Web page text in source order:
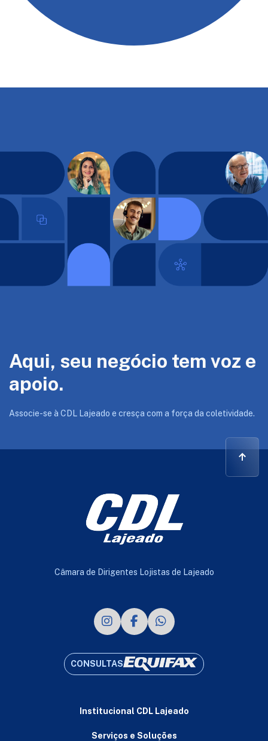
Aqui, seu negócio tem voz e
apoio.
Associe-se à CDL Lajeado e cresça com a força da coletividade.
Câmara de Dirigentes Lojistas de Lajeado
CONSULTAS
Institucional CDL Lajeado
Serviços e Soluções